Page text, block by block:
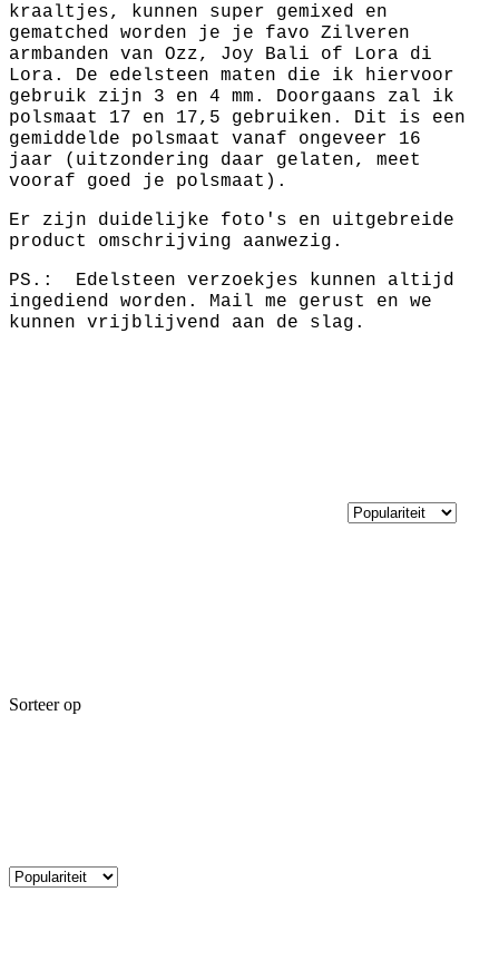
kraaltjes, kunnen super gemixed en
gematched worden je je favo Zilveren
armbanden van Ozz, Joy Bali of Lora di
Lora. De edelsteen maten die ik hiervoor
gebruik zijn 3 en 4 mm. Doorgaans zal ik
polsmaat 17 en 17,5 gebruiken. Dit is een
gemiddelde polsmaat vanaf ongeveer 16
jaar (uitzondering daar gelaten, meet
vooraf goed je polsmaat).
Er zijn duidelijke foto's en uitgebreide
product omschrijving aanwezig.
PS.: Edelsteen verzoekjes kunnen altijd
ingediend worden. Mail me gerust en we
kunnen vrijblijvend aan de slag.
Sorteer op